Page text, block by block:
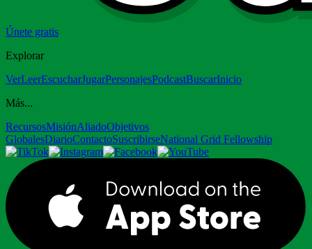
Únete gratis
Explorar
VerLeerEscucharJugarPersonajesPodcastBuscarInicio
Más...
RecursosMisiónAliadoObjetivos
GlobalesDiarioContactoSuscribirseNational Grid Fellowship